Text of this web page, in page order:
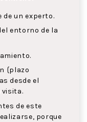
de un experto.
entorno de la
{plazo
desde el
visita.
de este
porque